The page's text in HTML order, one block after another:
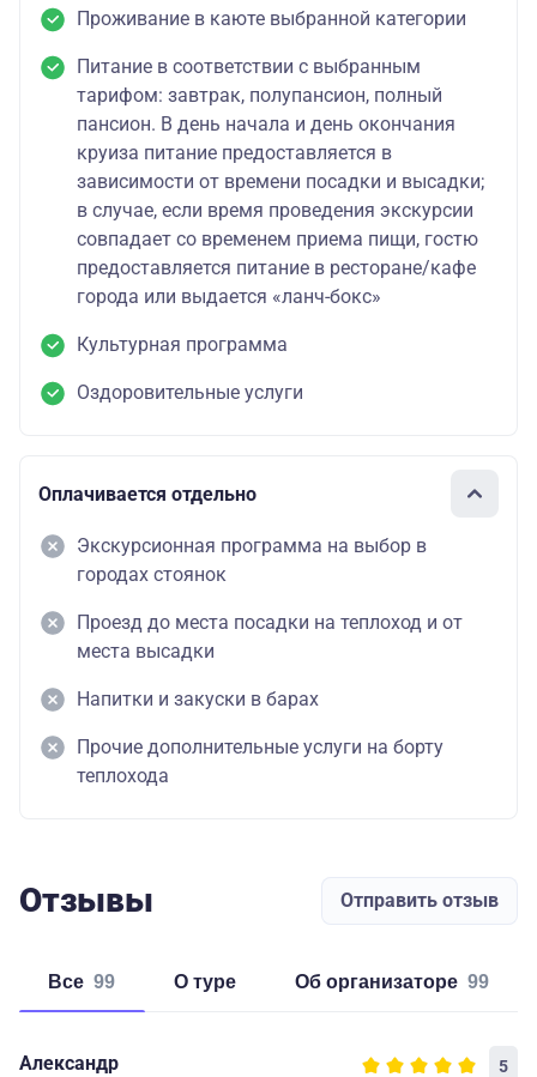
Проживание в каюте выбранной категории
Питание в соответствии с выбранным
тарифом: завтрак, полупансион, полный
пансион. В день начала и день окончания
круиза питание предоставляется в
зависимости от времени посадки и высадки;
в случае, если время проведения экскурсии
совпадает со временем приема пищи, гостю
предоставляется питание в ресторане/кафе
города или выдается «ланч-бокс»
Культурная программа
Оздоровительные услуги
Оплачивается отдельно
Экскурсионная программа на выбор в
городах стоянок
Проезд до места посадки на теплоход и от
места высадки
Напитки и закуски в барах
Прочие дополнительные услуги на борту
теплохода
Отзывы Отправить отзыв
Все 99 о туре об организаторе 99
Александр 5